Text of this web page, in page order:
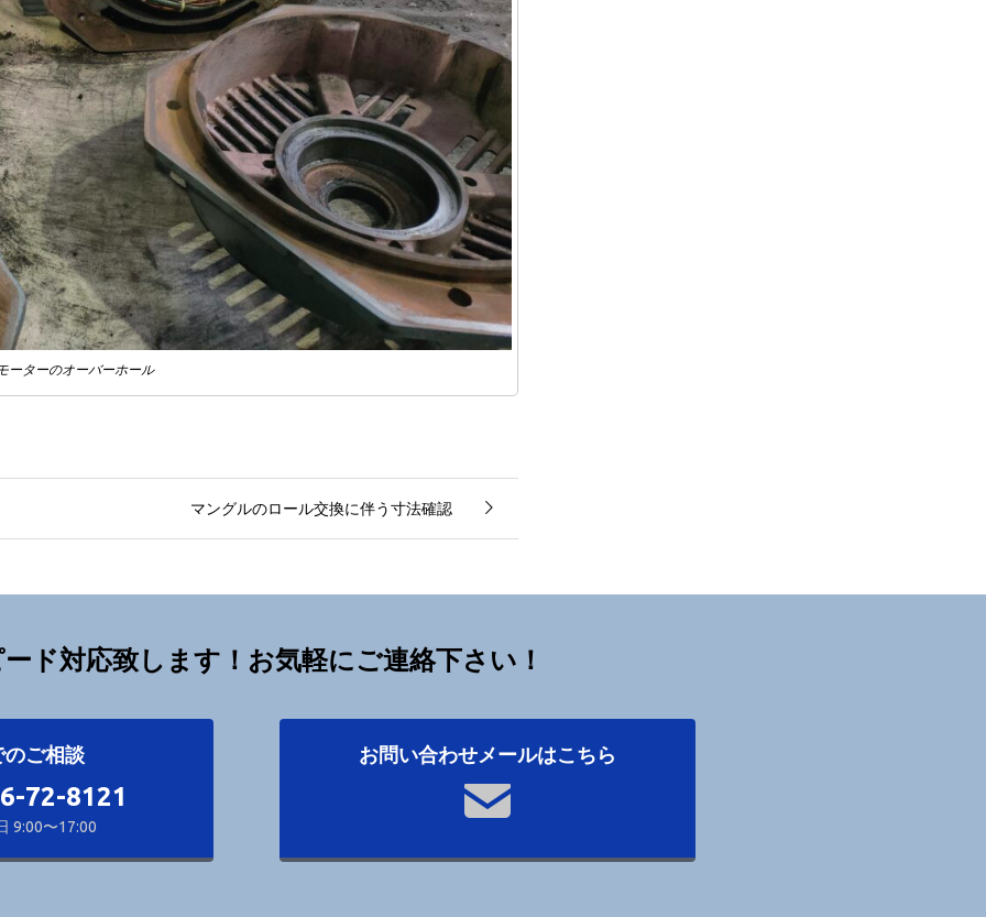
ーターのオーバーホール
マングルのロール交換に伴う寸法確認
ド対応致します！お気軽にご連絡下さい！
のご相談
72-8121
9:00〜17:00
お問い合わせメールはこちら